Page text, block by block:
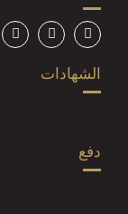
الشهادات
دفع